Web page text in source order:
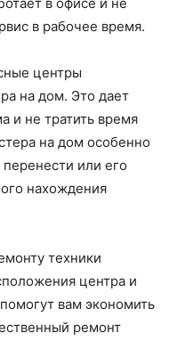
в рабочее время.
центры
на дом. Это дает
и не тратить время
на дом особенно
или его
нахождения
техники
центра и
вам экономить
ремонт